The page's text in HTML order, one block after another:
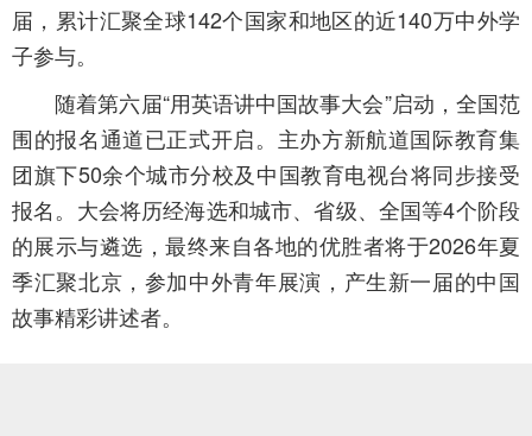
届，累计汇聚全球142个国家和地区的近140万中外学
子参与。
随着第六届“用英语讲中国故事大会”启动，全国范
围的报名通道已正式开启。主办方新航道国际教育集
团旗下50余个城市分校及中国教育电视台将同步接受
报名。大会将历经海选和城市、省级、全国等4个阶段
的展示与遴选，最终来自各地的优胜者将于2026年夏
季汇聚北京，参加中外青年展演，产生新一届的中国
故事精彩讲述者。